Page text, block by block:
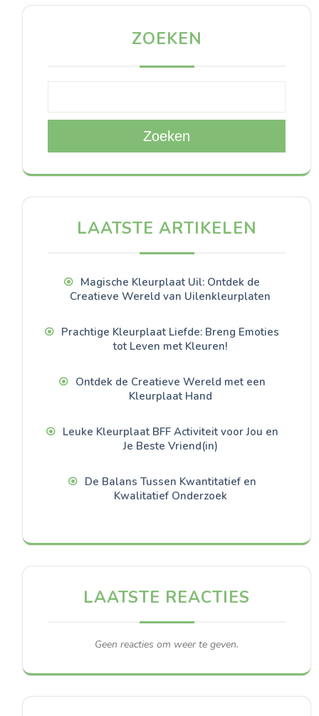
ZOEKEN
Zoeken
LAATSTE ARTIKELEN
Magische Kleurplaat Uil: Ontdek de
Creatieve Wereld van Uilenkleurplaten
Prachtige Kleurplaat Liefde: Breng Emoties
tot Leven met Kleuren!
Ontdek de Creatieve Wereld met een
Kleurplaat Hand
Leuke Kleurplaat BFF Activiteit voor Jou en
Je Beste Vriend(in)
De Balans Tussen Kwantitatief en
Kwalitatief Onderzoek
LAATSTE REACTIES
Geen reacties om weer te geven.